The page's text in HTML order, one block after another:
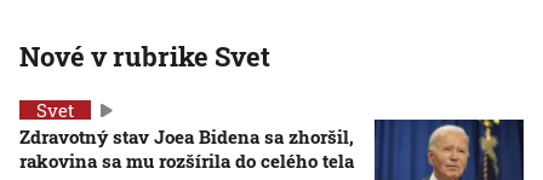
Nové v rubrike Svet
Svet
Zdravotný stav Joea Bidena sa zhoršil,
rakovina sa mu rozšírila do celého tela